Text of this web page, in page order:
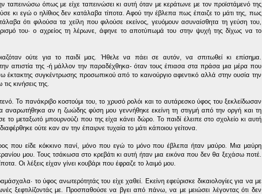
όπως με είχε ταπεινώσει κι αυτή όταν με κεράτωνε με τον προϊστάμενό της
κι εγώ ο ηλίθιος δεν κατάλαβα τίποτα. Αφού την έβλεπα πως έπαιζε το μάτι της, πως
ότι φιλούσα τα χείλη που φιλούσε εκείνος, γευόμουν ασυναίσθητα τη γεύση του,
του∙ ο αχρείος τη λέρωνε, άφηνε το αποτύπωμά του στην ψυχή της δίχως να το
ούτε για το παιδί μας. Ήθελε να πάει σε αυτόν, να σπιτωθεί κι επίσημα.
απιστία της -ή μάλλον την παραδέχθηκα- όταν τους έπιασα στα πράσα μια μέρα που
συγκέντρωσης προσωπικού από το καινούργιο αφεντικό αλλά στην ουσία την
κινήσεις της.
Το πανάκριβο κοστούμι του, το χρυσό ρολόι και το αυτάρεσκο ύφος του ξεκλείδωσαν
αναρωτήθηκα αν η ζωώδης φύση μου γεννήθηκε εκείνη τη στιγμή από την οργή και τη
μεταξωτό μπουρνούζι που της είχα κάνει δώρο. Το παιδί έλειπε στο σχολείο κι αυτή
ούτε καν αν την έπαιρνε τυχαία το μάτι κάποιου γείτονα.
που είδε κόκκινο πανί, μόνο που εγώ το μόνο που έβλεπα ήταν μαύρο. Μια μαύρη
μου. Τους τσάκωσα στο κρεβάτι κι αυτή ήταν μια εικόνα που δεν θα ξεχάσω ποτέ.
Οι λέξεις είχαν γίνει κουβάρι που έφραζε το λαιμό μου.
το ύφος ανωτερότητάς του είχε χαθεί. Εκείνη εφεύρισκε δικαιολογίες για να με
ξεφτιλίζοντάς με. Προσπαθούσε να βγει από πάνω, να με μειώσει λέγοντας ότι δεν